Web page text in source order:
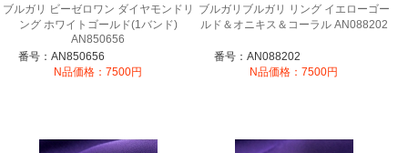
ブルガリ ビーゼロワン ダイヤモンドリ
ング ホワイトゴールド(1バンド)
AN850656
番号：AN850656
N品価格：7500円
ブルガリブルガリ リング イエローゴー
ルド＆オニキス＆コーラル AN088202
番号：AN088202
N品価格：7500円